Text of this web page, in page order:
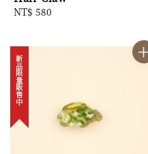
Regular
NT$ 580
新品限量販售中